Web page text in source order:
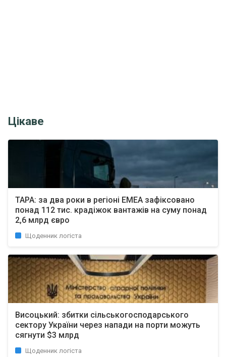
Цікаве
TAPA: за два роки в регіоні EMEA зафіксовано
понад 112 тис. крадіжок вантажів на суму понад
2,6 млрд євро
Щоденник логіста
Висоцький: збитки сільськогосподарського
сектору України через напади на порти можуть
сягнути $3 млрд
Щоденник логіста